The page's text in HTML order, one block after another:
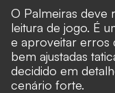
O Palmeiras deve
leitura de jogo. É
e aproveitar erros
bem ajustadas
decidido em
cenário forte.